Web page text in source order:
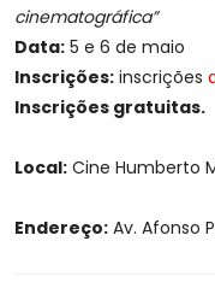
cinematográfica”
Data: 5 e 6 de maio
Inscrições: inscrições
Inscrições gratuitas.
Local: Cine Humberto
Endereço: Av. Afonso